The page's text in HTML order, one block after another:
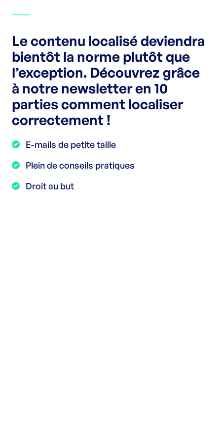
Le contenu localisé deviendra
bientôt la norme plutôt que
l’exception. Découvrez grâce
à notre newsletter en 10
parties comment localiser
correctement !
E-mails de petite taille
Plein de conseils pratiques
Droit au but